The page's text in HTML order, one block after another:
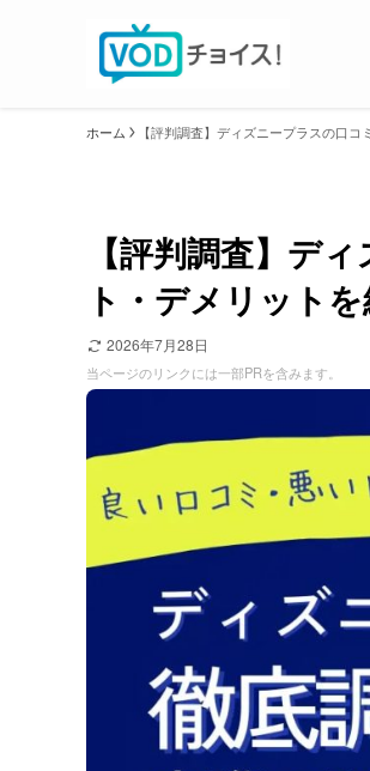
ホーム 【評判調査】ディズニープラスの口
【評判調査】デ
ト・デメリット
2026年7月28日
当ページのリンクには一部PRを含みます。